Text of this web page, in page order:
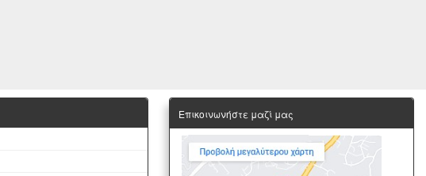
Επικοινωνήστε μαζί μας